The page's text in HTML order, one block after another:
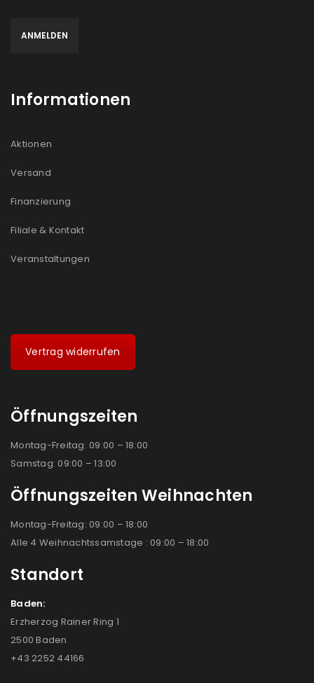
Informationen
Aktionen
Versand
Finanzierung
Filiale & Kontakt
Veranstaltungen
Vertrag widerrufen
Öffnungszeiten
Montag-Freitag: 09:00 – 18:00
Samstag: 09:00 – 13:00
Öffnungszeiten Weihnachten
Montag-Freitag: 09:00 – 18:00
Alle 4 Weihnachtssamstage : 09:00 – 18:00
Standort
Baden:
Erzherzog Rainer Ring 1
2500 Baden
+43 2252 44166